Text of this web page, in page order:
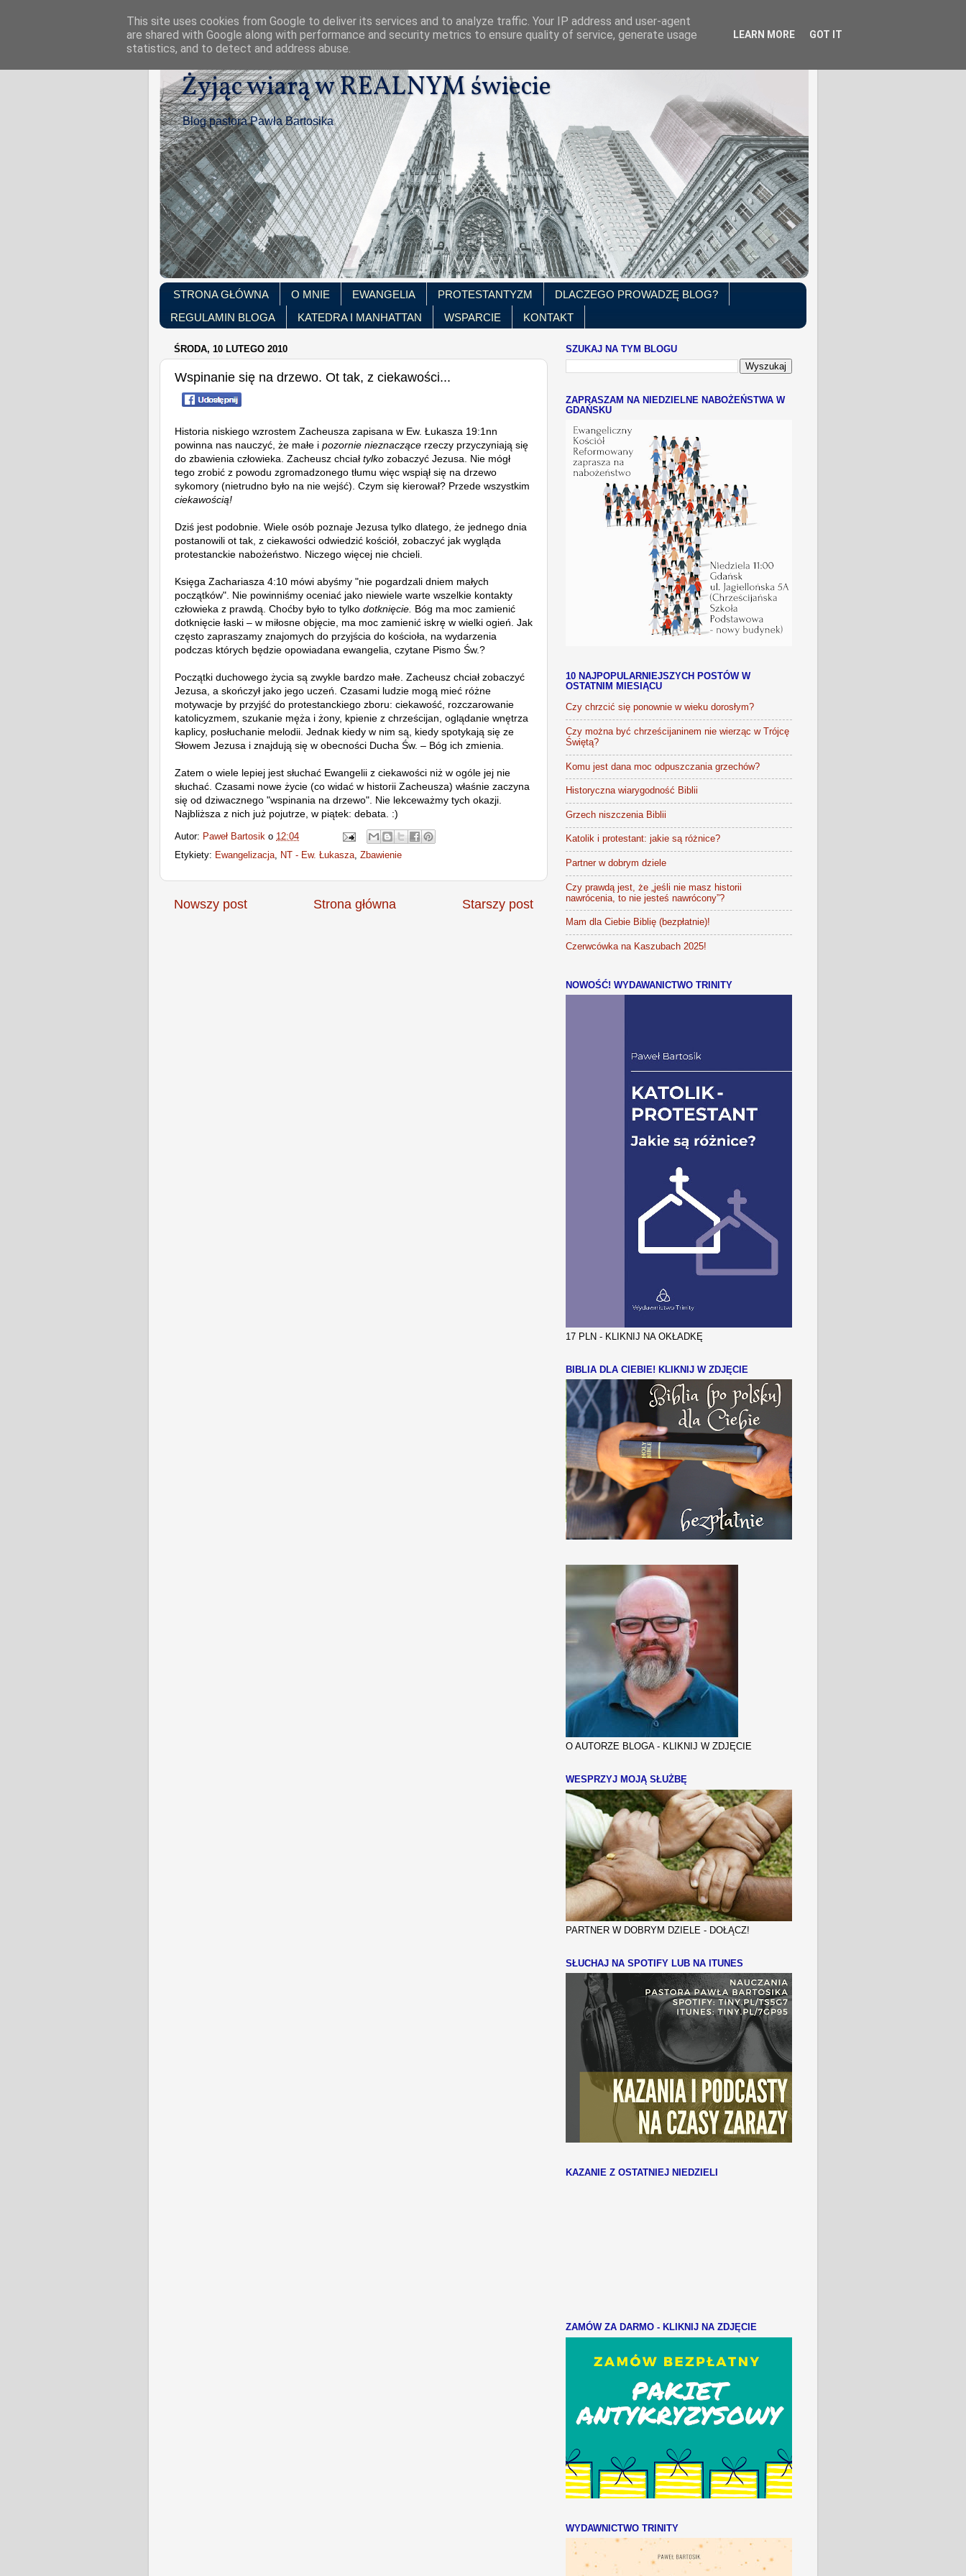
Żyjąc wiarą w REALNYM świecie
Blog pastora Pawła Bartosika
STRONA GŁÓWNA O MNIE EWANGELIA PROTESTANTYZM
DLACZEGO PROWADZĘ BLOG?
REGULAMIN BLOGA
KATEDRA I MANHATTAN WSPARCIE KONTAKT
ŚRODA, 10 LUTEGO 2010
Wspinanie się na drzewo. Ot tak, z ciekawości...
Historia niskiego wzrostem Zacheusza zapisana w Ew. Łukasza 19:1nn
powinna nas nauczyć, że małe i pozornie nieznaczące rzeczy przyczyniają się
do zbawienia człowieka. Zacheusz chciał tylko zobaczyć Jezusa. Nie mógł
tego zrobić z powodu zgromadzonego tłumu więc wspiął się na drzewo
sykomory (nietrudno było na nie wejść). Czym się kierował? Przede wszystkim
ciekawością!
Dziś jest podobnie. Wiele osób poznaje Jezusa tylko dlatego, że jednego dnia
postanowili ot tak, z ciekawości odwiedzić kościół, zobaczyć jak wygląda
protestanckie nabożeństwo. Niczego więcej nie chcieli.
Księga Zachariasza 4:10 mówi abyśmy "nie pogardzali dniem małych
początków". Nie powinniśmy oceniać jako niewiele warte wszelkie kontakty
człowieka z prawdą. Choćby było to tylko dotknięcie. Bóg ma moc zamienić
dotknięcie łaski – w miłosne objęcie, ma moc zamienić iskrę w wielki ogień. Jak
często zapraszamy znajomych do przyjścia do kościoła, na wydarzenia
podczas których będzie opowiadana ewangelia, czytane Pismo Św.?
Początki duchowego życia są zwykle bardzo małe. Zacheusz chciał zobaczyć
Jezusa, a skończył jako jego uczeń. Czasami ludzie mogą mieć różne
motywacje by przyjść do protestanckiego zboru: ciekawość, rozczarowanie
katolicyzmem, szukanie męża i żony, kpienie z chrześcijan, oglądanie wnętrza
kaplicy, posłuchanie melodii. Jednak kiedy w nim są, kiedy spotykają się ze
Słowem Jezusa i znajdują się w obecności Ducha Św. – Bóg ich zmienia.
Zatem o wiele lepiej jest słuchać Ewangelii z ciekawości niż w ogóle jej nie
słuchać. Czasami nowe życie (co widać w historii Zacheusza) właśnie zaczyna
się od dziwacznego "wspinania na drzewo". Nie lekceważmy tych okazji.
Najbliższa z nich już pojutrze, w piątek: debata. :)
Autor: Paweł Bartosik o 12:04
Etykiety: Ewangelizacja, NT - Ew. Łukasza, Zbawienie
Nowszy post Starszy post
Strona główna
SZUKAJ NA TYM BLOGU
ZAPRASZAM NA NIEDZIELNE NABOŻEŃSTWA W
GDAŃSKU
10 NAJPOPULARNIEJSZYCH POSTÓW W
OSTATNIM MIESIĄCU
Czy chrzcić się ponownie w wieku dorosłym?
Czy można być chrześcijaninem nie wierząc w Trójcę
Świętą?
Komu jest dana moc odpuszczania grzechów?
Historyczna wiarygodność Biblii
Grzech niszczenia Biblii
Katolik i protestant: jakie są różnice?
Partner w dobrym dziele
Czy prawdą jest, że „jeśli nie masz historii
nawrócenia, to nie jesteś nawrócony”?
Mam dla Ciebie Biblię (bezpłatnie)!
Czerwcówka na Kaszubach 2025!
NOWOŚĆ! WYDAWANICTWO TRINITY
17 PLN - KLIKNIJ NA OKŁADKĘ
BIBLIA DLA CIEBIE! KLIKNIJ W ZDJĘCIE
O AUTORZE BLOGA - KLIKNIJ W ZDJĘCIE
WESPRZYJ MOJĄ SŁUŻBĘ
PARTNER W DOBRYM DZIELE - DOŁĄCZ!
SŁUCHAJ NA SPOTIFY LUB NA ITUNES
KAZANIE Z OSTATNIEJ NIEDZIELI
ZAMÓW ZA DARMO - KLIKNIJ NA ZDJĘCIE
WYDAWNICTWO TRINITY
This site uses cookies from Google to deliver its services and to analyze traffic. Your IP address and user-agent
are shared with Google along with performance and security metrics to ensure quality of service, generate usage
statistics, and to detect and address abuse.
LEARN MORE GOT IT